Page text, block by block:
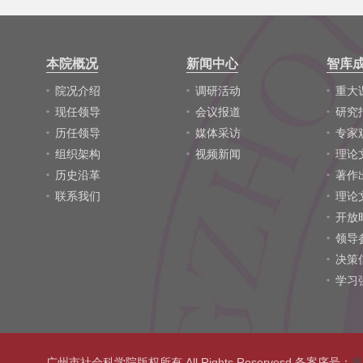
本院概况
院况介绍
现任领导
历任领导
组织架构
历史沿革
联系我们
新闻中心
调研活动
会议报道
媒体采访
视频新闻
智库
重大
研究
专家
理论
著作
理论
开放
领导
决策
学习